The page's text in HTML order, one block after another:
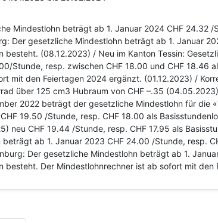
Mindestlohn beträgt ab 1. Januar 2024 CHF 24.32
Der gesetzliche Mindestlohn beträgt ab 1. Januar
besteht. (08.12.2023) / Neu im Kanton Tessin:
Stunde, resp. zwischen CHF 18.00 und CHF 18.46
mit den Feiertagen 2024 ergänzt. (01.12.2023) /
über 125 cm3 Hubraum von CHF –.35
2022 beträgt der gesetzliche Mindestlohn für die
19.50 /Stunde, resp. CHF 18.00 als
neu CHF 19.44 /Stunde, resp. CHF 17.95 als
ab 1. Januar 2023 CHF 24.00 /Stunde, resp.
Der gesetzliche Mindestlohn beträgt ab 1.
besteht. Der Mindestlohnrechner ist ab sofort mit den